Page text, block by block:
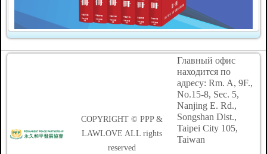
COPYRIGHT © PPP &
LAWLOVE ALL rights
reserved
Главный офис
находится по
адресу: Rm. A, 9F.,
No.15-8, Sec. 5,
Nanjing E. Rd.,
Songshan Dist.,
Taipei City 105,
Taiwan